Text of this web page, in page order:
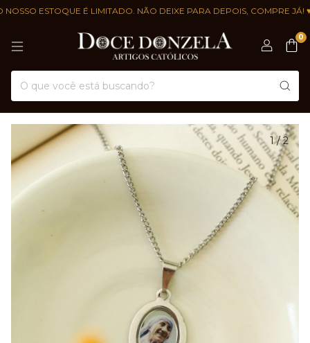
ESTOQUE É LIMITADO. NÃO DEIXE PARA DEPOIS, COMPRE JÁ! ♥ †
0
1/2